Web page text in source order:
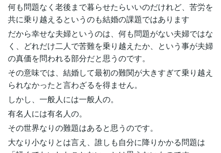
何も問題なく老後まで暮らせたらいいのだけれど、苦労を
共に乗り越えるというのも結婚の課題ではあります
だから幸せな夫婦というのは、何も問題がない夫婦ではな
く、どれだけ二人で苦難を乗り越えたか、という事が夫婦
の真価を問われる部分だと思うのです。
その意味では、結婚して最初の難関が大きすぎて乗り越え
られなかったと言わざるを得ません。
しかし、一般人には一般人の。
有名人には有名人の。
その世界なりの難題はあると思うのです。
大なり小なりとは言え、誰しも自分に降りかかる問題は